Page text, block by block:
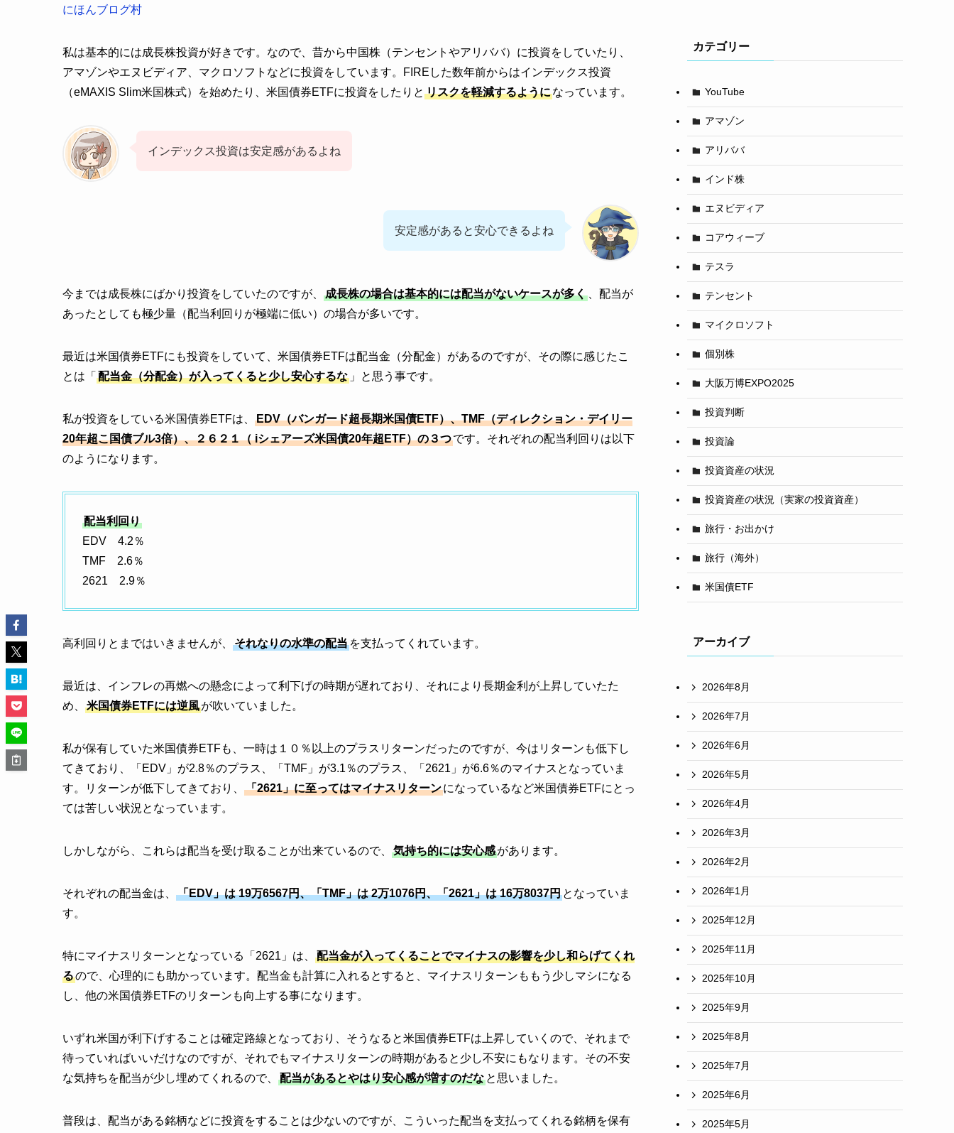
にほんブログ村
私は基本的には成長株投資が好きです。なので、昔から中国株（テンセントやアリババ）に投資をしていたり、
アマゾンやエヌビディア、マクロソフトなどに投資をしています。FIREした数年前からはインデックス投資
（eMAXIS Slim米国株式）を始めたり、米国債券ETFに投資をしたりと リスクを軽減するようになっています。
インデックス投資は安定感があるよね
安定感があると安心できるよね
今までは成長株にばかり投資をしていたのですが、 成長株の場合は基本的には配当がないケースが多く
、配当が
あったとしても極少量（配当利回りが極端に低い）の場合が多いです。
最近は米国債券ETFにも投資をしていて、米国債券ETFは配当金（分配金）があるのですが、その際に感じたこ
とは「 配当金（分配金）が入ってくると少し安心するな 」と思う事です。
私が投資をしている米国債券ETFは、
EDV（バンガード超長期米国債ETF）、TMF（ディレクション・デイリー
20年超こ国債ブル3倍）、２６２１（ iシェアーズ米国債20年超ETF）の３つです。それぞれの配当利回りは以下
のようになります。
配当利回り
EDV 4.2％
TMF 2.6％
2621 2.9％
高利回りとまではいきませんが、 それなりの水準の配当 を支払ってくれています。
最近は、インフレの再燃への懸念によって利下げの時期が遅れており、それにより長期金利が上昇していたた
め、
米国債券ETFには逆風が吹いていました。
私が保有していた米国債券ETFも、一時は１０％以上のプラスリターンだったのですが、今はリターンも低下し
てきており、「EDV」が2.8％のプラス、「TMF」が3.1％のプラス、「2621」が6.6％のマイナスとなっていま
す。リターンが低下してきており、
「2621」に至ってはマイナスリターンになっているなど米国債券ETFにとっ
ては苦しい状況となっています。
しかしながら、これらは配当を受け取ることが出来ているので、 気持ち的には安心感があります。
それぞれの配当金は、 「EDV」は 19万6567円、「TMF」は 2万1076円、「2621」は 16万8037円 となっていま
す。
特にマイナスリターンとなっている「2621」は、
配当金が入ってくることでマイナスの影響を少し和らげてくれ
るので、心理的にも助かっています。配当金も計算に入れるとすると、マイナスリターンももう少しマシになる
し、他の米国債券ETFのリターンも向上する事になります。
いずれ米国が利下げすることは確定路線となっており、そうなると米国債券ETFは上昇していくので、それまで
待っていればいいだけなのですが、それでもマイナスリターンの時期があると少し不安にもなります。その不安
な気持ちを配当が少し埋めてくれるので、
配当があるとやはり安心感が増すのだな と思いました。
普段は、配当がある銘柄などに投資をすることは少ないのですが、こういった配当を支払ってくれる銘柄を保有
カテゴリー
YouTube
アマゾン
アリババ
インド株
エヌビディア
コアウィーブ
テスラ
テンセント
マイクロソフト
個別株
大阪万博EXPO2025
投資判断
投資論
投資資産の状況
投資資産の状況（実家の投資資産）
旅行・お出かけ
旅行（海外）
米国債ETF
アーカイブ
2026年8月
2026年7月
2026年6月
2026年5月
2026年4月
2026年3月
2026年2月
2026年1月
2025年12月
2025年11月
2025年10月
2025年9月
2025年8月
2025年7月
2025年6月
2025年5月